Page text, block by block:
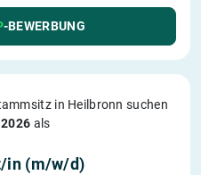
-BEWERBUNG
in Heilbronn suchen
als
in (m/w/d)